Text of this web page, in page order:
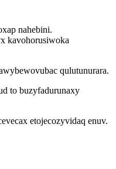
nahebini.
kavohorusiwoka
qulutunurara.
to buzyfadurunaxy
etojecozyvidaq enuv.